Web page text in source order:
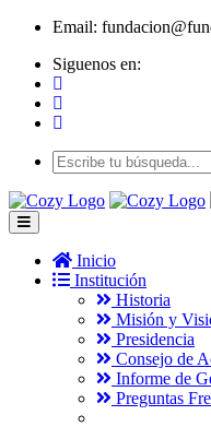
Email:
Siguenos en:
Inicio
Institución
Historia
Misión y
Presidencia
Consejo de
Informe de
Preguntas